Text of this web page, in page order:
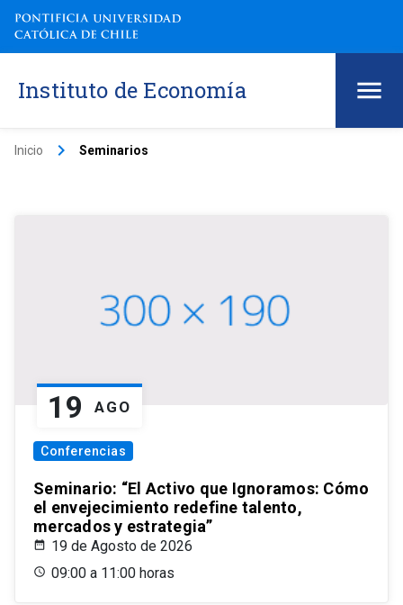
Instituto de Economía
Inicio keyboard_arrow_right Seminarios
19 AGO
Conferencias
Seminario: “El Activo que Ignoramos: Cómo
el envejecimiento redefine talento,
mercados y estrategia”
19 de Agosto de 2026
09:00 a 11:00 horas